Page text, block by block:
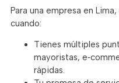
Para una empresa en
cuando:
Tienes múltiples
mayoristas,
rápidas.